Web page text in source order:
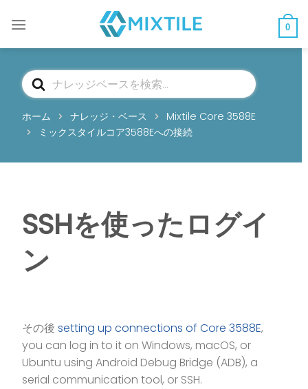
プ
0
検
索
ホーム
ナレッジ・ベース
Mixtile Core 3588E
ミックスタイルコア3588Eへの接続
SSHを使ったログイ
ン
その後 setting up connections of Core 3588E,
you can log in to it on Windows, macOS, or
Ubuntu using Android Debug Bridge (ADB), a
serial communication tool, or SSH.